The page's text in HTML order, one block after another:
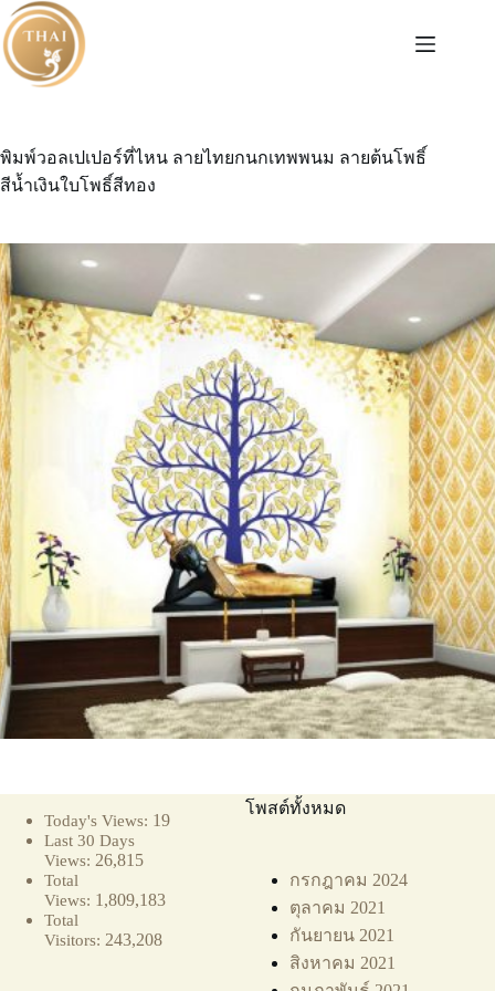
Skip
to
content
พิมพ์วอลเปเปอร์ที่ไหน ลายไทยกนกเทพพนม ลายต้นโพธิ์
สีน้ำเงินใบโพธิ์สีทอง
Today's Views: 19
Last 30 Days
Views: 26,815
Total
Views: 1,809,183
Total
Visitors: 243,208
โพสต์ทั้งหมด
กรกฎาคม 2024
ตุลาคม 2021
กันยายน 2021
สิงหาคม 2021